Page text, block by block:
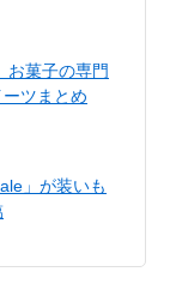
お菓子の専門
ツまとめ
」が装いも